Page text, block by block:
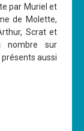
par Muriel et
de Molette,
Scrat et
nombre sur
aussi